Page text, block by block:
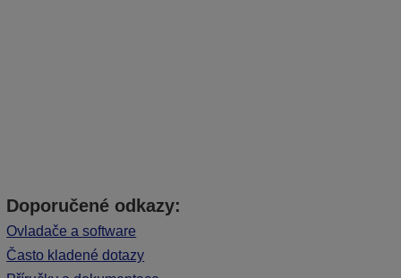
Doporučené odkazy:
Ovladače a software
Často kladené dotazy